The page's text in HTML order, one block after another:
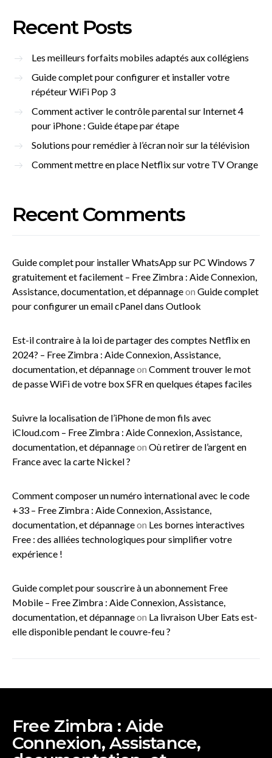
Recent Posts
Les meilleurs forfaits mobiles adaptés aux collégiens
Guide complet pour configurer et installer votre
répéteur WiFi Pop 3
Comment activer le contrôle parental sur Internet 4
pour iPhone : Guide étape par étape
Solutions pour remédier à l’écran noir sur la télévision
Comment mettre en place Netflix sur votre TV Orange
Recent Comments
Guide complet pour installer WhatsApp sur PC Windows 7
gratuitement et facilement – Free Zimbra : Aide Connexion,
Assistance, documentation, et dépannageon Guide complet
pour configurer un email cPanel dans Outlook
Est-il contraire à la loi de partager des comptes Netflix en
2024? – Free Zimbra : Aide Connexion, Assistance,
documentation, et dépannageon Comment trouver le mot
de passe WiFi de votre box SFR en quelques étapes faciles
Suivre la localisation de l’iPhone de mon fils avec
iCloud.com – Free Zimbra : Aide Connexion, Assistance,
documentation, et dépannageon Où retirer de l’argent en
France avec la carte Nickel ?
Comment composer un numéro international avec le code
+33 – Free Zimbra : Aide Connexion, Assistance,
documentation, et dépannageon Les bornes interactives
Free : des alliées technologiques pour simplifier votre
expérience !
Guide complet pour souscrire à un abonnement Free
Mobile – Free Zimbra : Aide Connexion, Assistance,
documentation, et dépannageon La livraison Uber Eats est-
elle disponible pendant le couvre-feu ?
Free Zimbra : Aide
Connexion, Assistance,